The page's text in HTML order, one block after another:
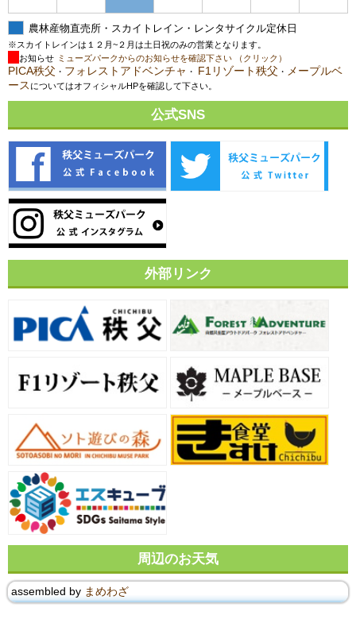
農林産物直売所・スカイトレイン・レンタサイクル定休日
※スカイトレインは１２月~２月は土日祝のみの営業となります。
お知らせ ミューズパークからのお知らせを確認下さい （クリック）
PICA秩父 ・ フォレストアドベンチャ ・ F1リゾート秩父 ・ メープルベ
ース についてはオフィシャルHPを確認して下さい。
公式SNS
外部リンク
周辺のお天気
assembled by まめわざ